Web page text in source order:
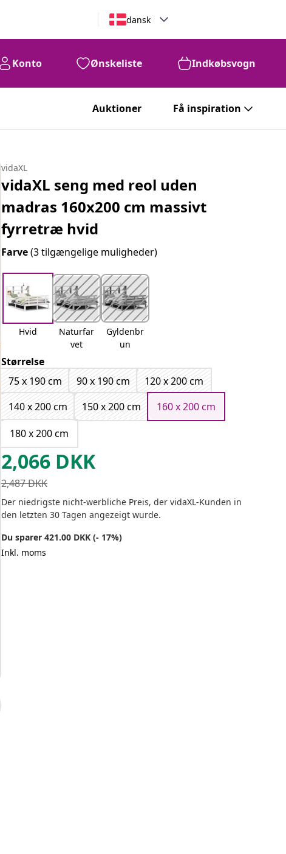
dansk
Konto Ønskeliste Indkøbsvogn
Auktioner Få inspiration
vidaXL
vidaXL seng med reol uden
madras 160x200 cm massivt
fyrretræ hvid
Farve(3 tilgængelige muligheder)
Hvid
Naturfar
vet
Gyldenbr
un
Størrelse
75 x 190 cm
90 x 190 cm
120 x 200 cm
140 x 200 cm
150 x 200 cm
160 x 200 cm
180 x 200 cm
2,066 DKK
2,487DKK
Der niedrigste nicht-werbliche Preis, der vidaXL-Kunden in
den letzten 30 Tagen angezeigt wurde.
Du sparer 421.00 DKK (- 17%)
Inkl. moms